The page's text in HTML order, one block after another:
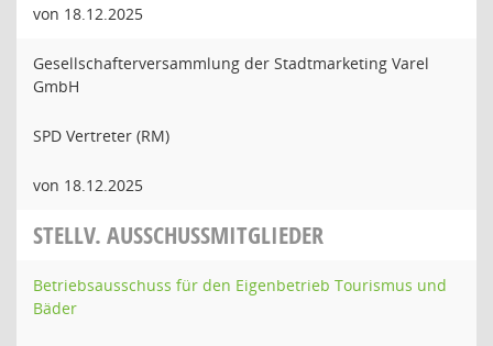
von 18.12.2025
Gesellschafterversammlung der Stadtmarketing Varel
GmbH
SPD Vertreter (RM)
von 18.12.2025
STELLV. AUSSCHUSSMITGLIEDER
Betriebsausschuss für den Eigenbetrieb Tourismus und
Bäder